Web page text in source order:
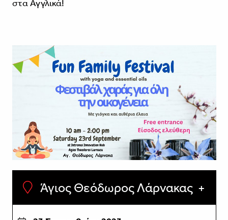
στα Αγγλικά!
Άγιος Θεόδωρος Λάρνακας